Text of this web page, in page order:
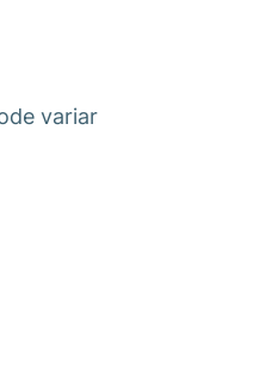
variar